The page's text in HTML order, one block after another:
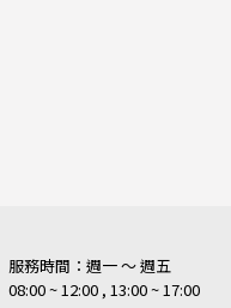
服務時間：週一 ～ 週五
08:00 ~ 12:00 , 13:00 ~ 17:00